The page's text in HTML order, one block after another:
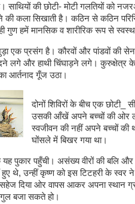
साथियों की छोटी- मोटी गलतियों को
की कला सिखाती है। कठिन से कठिन
गुण हमें मानसिक व शारीरिक रूप से
एक प्रसंग है। कौरवों और पांडवों
लगे और हाथी चिंघाड़ने लगे। कुरुक्षेत्र के
आर्तनाद गूँज उठा।
दोनों शिविरों के बीच एक छोटी_
उसकी आँखें अपने बच्चों की ओर
स्वजीवन की नहीं अपने बच्चों
घोंसले में बिखर गया था।
पुकार पहुँची। असंख्य वीरों की बलि और
हुए थे,उन्हीं कृष्ण को इस टिटहरी के स्वर
दिया ओर वापस आकर अपना स्थान
बजा सकते हो।